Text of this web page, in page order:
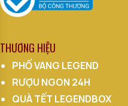
THƯƠNG HIỆU
PHỐ VANG LEGEND
RƯỢU NGON 24H
QUÀ TẾT LEGENDBOX